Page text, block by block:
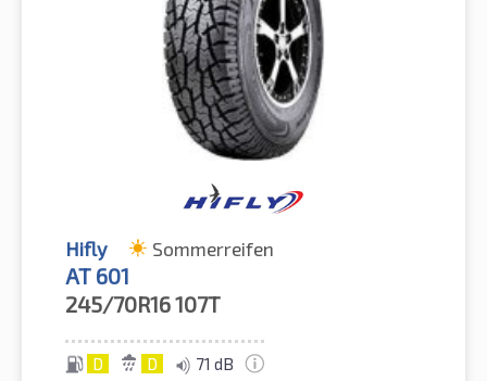
Hifly Sommerreifen
AT 601
245/70R16107T
D D 71 dB